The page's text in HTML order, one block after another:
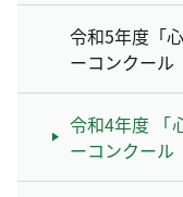
令和5年度「
ーコンクール
令和4年度 「
ーコンクール